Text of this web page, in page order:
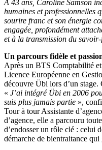
À 43 ans, Caroline Samson
humaines et professionnelles
sourire franc et son énergie
engagée, profondément
et à la transmission du
Un parcours fidèle et
Après un BTS Comptabilité
Licence Européenne en
découvre Übi lors d’un stage.
« J’ai intégré Übi en 2006
suis plus jamais partie »,
Tour à tour Assistante
d’agence, elle a parcouru
d’endosser un rôle clé : celui
démarche de bientraitance